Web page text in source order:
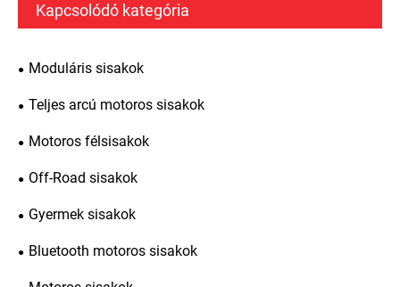
Kapcsolódó kategória
Moduláris sisakok
Teljes arcú motoros sisakok
Motoros félsisakok
Off-Road sisakok
Gyermek sisakok
Bluetooth motoros sisakok